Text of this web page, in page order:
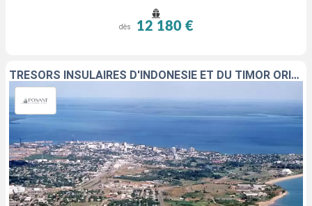
dès 12 180 €
TRÉSORS INSULAIRES D'INDONÉSIE ET DU TIMOR ORIENTAL